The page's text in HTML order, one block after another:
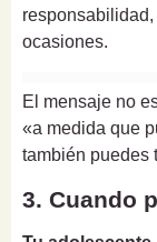
ocasiones.
El mensaje no
«a medida que
también puedes
3. Cuando